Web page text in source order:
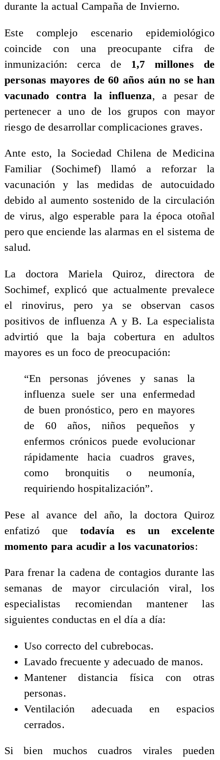
durante la actual Campaña de Invierno.
Este complejo escenario epidemiológico
coincide con una preocupante cifra de
inmunización: cerca de 1,7 millones de
personas mayores de 60 años aún no se han
vacunado contra la influenza, a pesar de
pertenecer a uno de los grupos con mayor
riesgo de desarrollar complicaciones graves.
Ante esto, la Sociedad Chilena de Medicina
Familiar (Sochimef) llamó a reforzar la
vacunación y las medidas de autocuidado
debido al aumento sostenido de la circulación
de virus, algo esperable para la época otoñal
pero que enciende las alarmas en el sistema de
salud.
La doctora Mariela Quiroz, directora de
Sochimef, explicó que actualmente prevalece
el rinovirus, pero ya se observan casos
positivos de influenza A y B. La especialista
advirtió que la baja cobertura en adultos
mayores es un foco de preocupación:
“En personas jóvenes y sanas la
influenza suele ser una enfermedad
de buen pronóstico, pero en mayores
de 60 años, niños pequeños y
enfermos crónicos puede evolucionar
rápidamente hacia cuadros graves,
como bronquitis o neumonía,
requiriendo hospitalización”.
Pese al avance del año, la doctora Quiroz
enfatizó que todavía es un excelente
momento para acudir a los vacunatorios:
Para frenar la cadena de contagios durante las
semanas de mayor circulación viral, los
especialistas recomiendan mantener las
siguientes conductas en el día a día:
Uso correcto del cubrebocas.
Lavado frecuente y adecuado de manos.
Mantener distancia física con otras
personas.
Ventilación adecuada en espacios
cerrados.
Si bien muchos cuadros virales pueden